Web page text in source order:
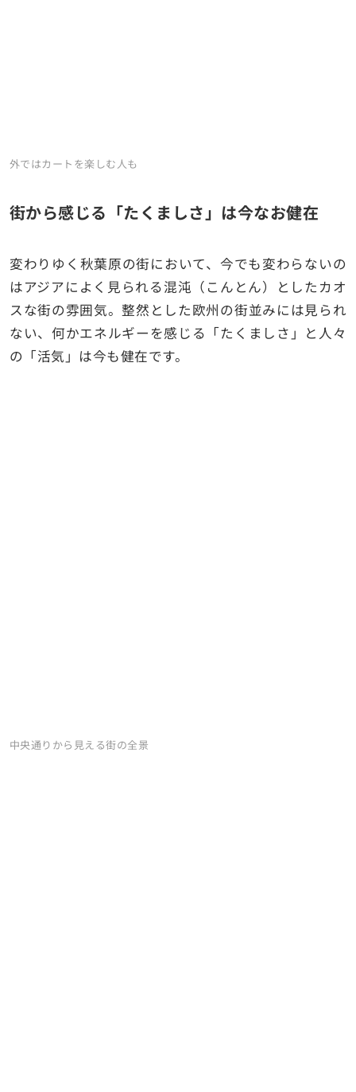
外ではカートを楽しむ人も
街から感じる「たくましさ」は今なお健在
変わりゆく秋葉原の街において、今でも変わらないの
はアジアによく見られる混沌（こんとん）としたカオ
スな街の雰囲気。整然とした欧州の街並みには見られ
ない、何かエネルギーを感じる「たくましさ」と人々
の「活気」は今も健在です。
中央通りから見える街の全景